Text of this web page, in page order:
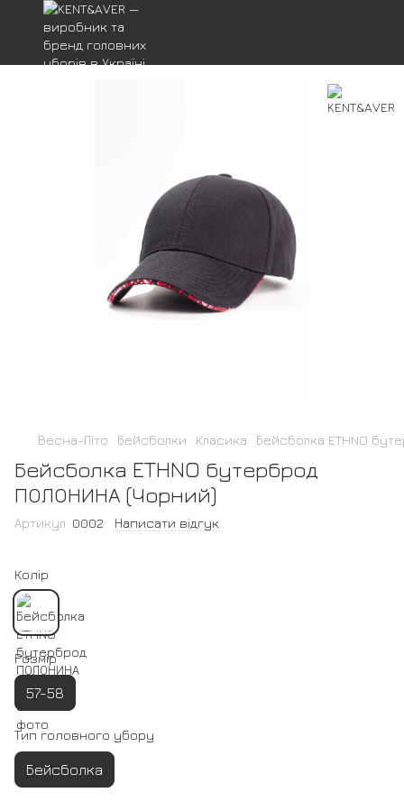
Весна-Літо Бейсболки Класика Бейсболка ETHNO
Бейсболка ETHNO бутерброд
ПОЛОНИНА (Чорний)
Артикул: 0002 Написати відгук
Колір
Розмір
57-58
Тип головного убору
Бейсболка